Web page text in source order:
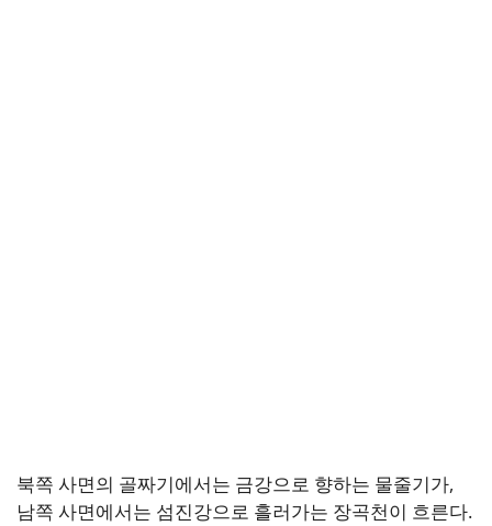
북쪽 사면의 골짜기에서는 금강으로 향하는 물줄기가,
남쪽 사면에서는 섬진강으로 흘러가는 장곡천이 흐른다.